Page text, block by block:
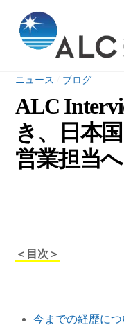
content
ニュース ブログ
ALC
き、日本
営業担当
＜目次＞
今までの経歴につ